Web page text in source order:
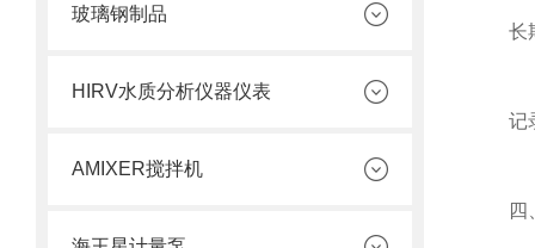
玻璃钢制品
HIRV水质分析仪器仪表
AMIXER搅拌机
长期
记录
四、